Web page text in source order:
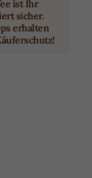
ist Ihr
sicher.
erhalten